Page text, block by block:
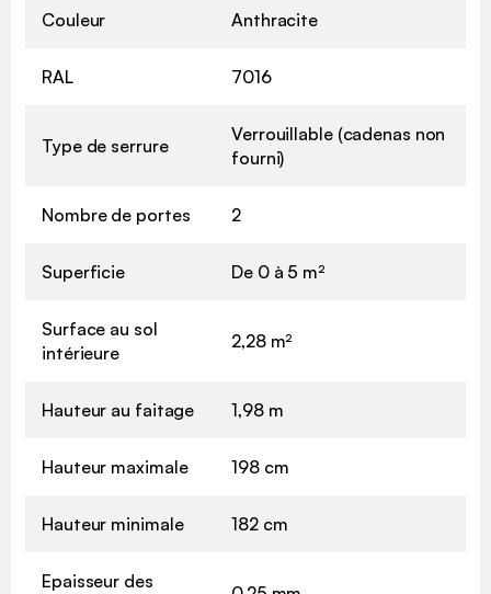
Couleur Anthracite
RAL 7016
Type de serrure
Verrouillable (cadenas non
fourni)
Nombre de portes 2
Superficie De 0 à 5 m²
Surface au sol
intérieure
2,28 m²
Hauteur au faitage 1,98 m
Hauteur maximale 198 cm
Hauteur minimale 182 cm
Epaisseur des